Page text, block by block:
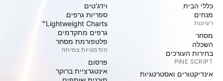
כללי הבית
מנחים
רעיונות
מסחר
השכלה
בחירות העורכים
PINE SCRIPT
אינדיקטורים ואסטרטגיות
וידג'טים
ספריות גרפים
Lightweight Charts™
גרפים מתקדמים
פלטפורמת מסחר
הזדמנויות צמיחה
פּרסום
אינטגרציית ברוקר